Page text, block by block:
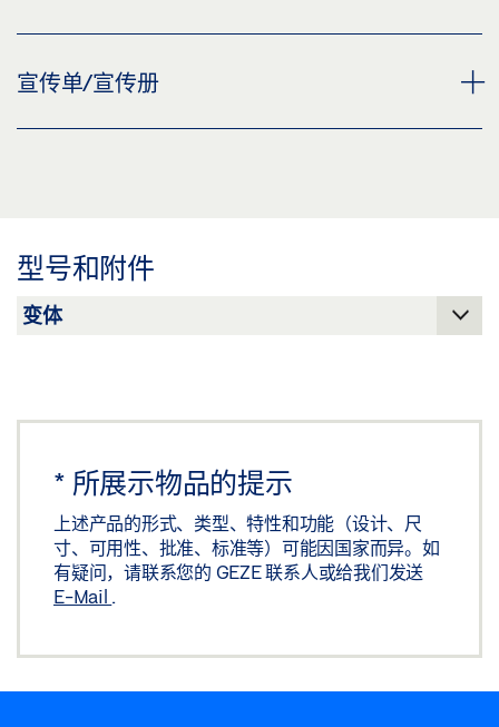
标签义务: © GEZE GmbH
开槽模板 * 产品规格书 ZH
宣传单/宣传册
型号和附件
* 所展示物品的提示
上述产品的形式、类型、特性和功能（设计、尺
寸、可用性、批准、标准等）可能因国家而异。如
有疑问，请联系您的 GEZE 联系人或给我们发送
E-Mail .